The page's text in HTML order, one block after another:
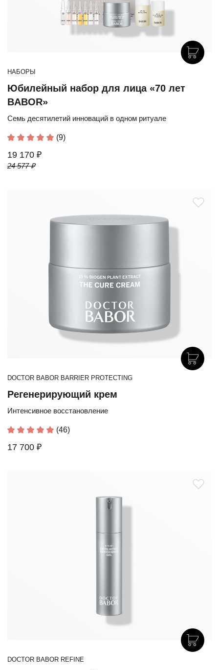
НАБОРЫ
Юбилейный набор для лица «70 лет
BABOR»
Семь десятилетий инноваций в одном ритуале
(9)
19 170 ₽
24 577 ₽
DOCTOR BABOR BARRIER PROTECTING
Регенерирующий крем
Интенсивное восстановление
(46)
17 700 ₽
DOCTOR BABOR REFINE